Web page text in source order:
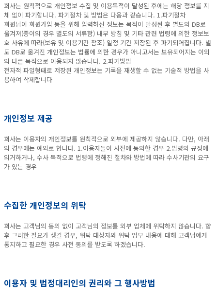
회사는 원칙적으로 개인정보 수집 및 이용목적이 달성된 후에는 해당 정보를 지
체 없이 파기합니다. 파기절차 및 방법은 다음과 같습니다. 1.파기절차
회원님이 회원가입 등을 위해 입력하신 정보는 목적이 달성된 후 별도의 DB로
옮겨져(종이의 경우 별도의 서류함) 내부 방침 및 기타 관련 법령에 의한 정보보
호 사유에 따라(보유 및 이용기간 참조) 일정 기간 저장된 후 파기되어집니다. 별
도 DB로 옮겨진 개인정보는 법률에 의한 경우가 아니고서는 보유되어지는 이외
의 다른 목적으로 이용되지 않습니다. 2.파기방법
전자적 파일형태로 저장된 개인정보는 기록을 재생할 수 없는 기술적 방법을 사
용하여 삭제합니다
개인정보 제공
회사는 이용자의 개인정보를 원칙적으로 외부에 제공하지 않습니다. 다만, 아래
의 경우에는 예외로 합니다. 1.이용자들이 사전에 동의한 경우 2.법령의 규정에
의거하거나, 수사 목적으로 법령에 정해진 절차와 방법에 따라 수사기관의 요구
가 있는 경우
수집한 개인정보의 위탁
회사는 고객님의 동의 없이 고객님의 정보를 외부 업체에 위탁하지 않습니다. 향
후 그러한 필요가 생길 경우, 위탁 대상자와 위탁 업무 내용에 대해 고객님에게
통지하고 필요한 경우 사전 동의를 받도록 하겠습니다.
이용자 및 법정대리인의 권리와 그 행사방법